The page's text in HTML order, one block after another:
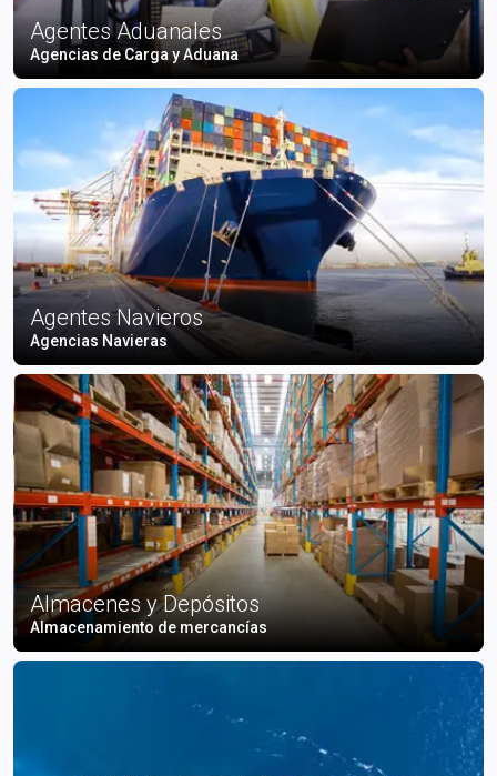
Agentes Aduanales
Agencias de Carga y Aduana
Agentes Navieros
Agencias Navieras
Almacenes y Depósitos
Almacenamiento de mercancías